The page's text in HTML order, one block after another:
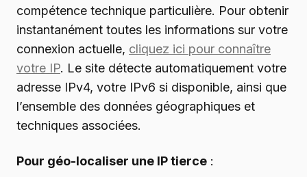
compétence technique particulière. Pour obtenir
instantanément toutes les informations sur votre
connexion actuelle, cliquez ici pour connaître
votre IP. Le site détecte automatiquement votre
adresse IPv4, votre IPv6 si disponible, ainsi que
l’ensemble des données géographiques et
techniques associées.
Pour géo-localiser une IP tierce :